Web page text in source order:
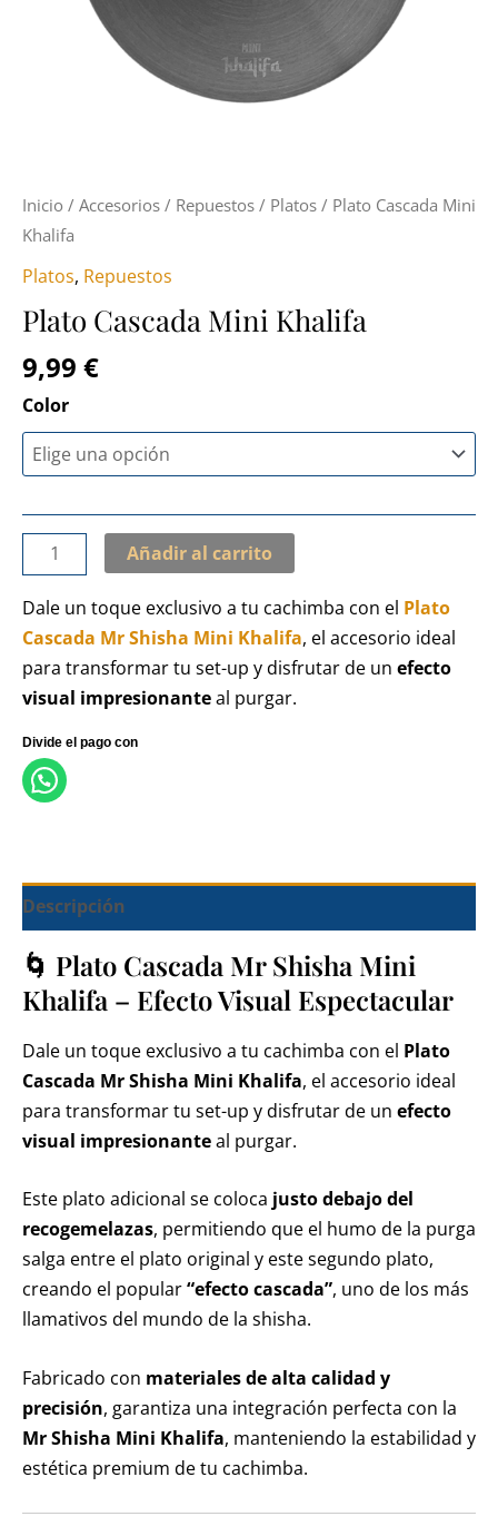
Inicio / Accesorios / Repuestos / Platos / Plato Cascada Mini
Khalifa
Platos, Repuestos
Plato Cascada Mini Khalifa
9,99 €
Color
Añadir al carrito
Dale un toque exclusivo a tu cachimba con el Plato
Cascada Mr Shisha Mini Khalifa, el accesorio ideal
para transformar tu set-up y disfrutar de un efecto
visual impresionanteal purgar.
Descripción
🌀 Plato Cascada Mr Shisha Mini
Khalifa – Efecto Visual Espectacular
Dale un toque exclusivo a tu cachimba con el Plato
Cascada Mr Shisha Mini Khalifa, el accesorio ideal
para transformar tu set-up y disfrutar de un efecto
visual impresionanteal purgar.
Este plato adicional se coloca justo debajo del
recogemelazas, permitiendo que el humo de la purga
salga entre el plato original y este segundo plato,
creando el popular“efecto cascada”, uno de los más
llamativos del mundo de la shisha.
Fabricado con materiales de alta calidad y
precisión, garantiza una integración perfecta con la
Mr Shisha Mini Khalifa, manteniendo la estabilidad y
estética premium de tu cachimba.